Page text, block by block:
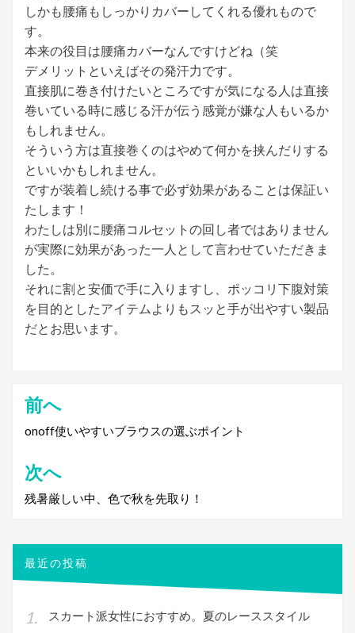
しかも腰痛もしっかりカバーしてくれる優れもので
す。
本来の役目は腰痛カバーなんですけどね（笑
デメリットといえばその発汗力です。
直接肌に巻き付けたいところですが気になる人は直接
巻いている時に感じる汗が伝う感覚が嫌な人もいるか
もしれません。
そういう方は直接巻くのはやめて何かを挟んだりする
といいかもしれません。
ですが装着し続ける事で必ず効果があることは保証い
たします！
わたしは別に腰痛コルセットの回し者ではありません
が実際に効果があった一人として言わせていただきま
した。
それに割と安価で手に入りますし、ポッコリ下腹対策
を目的としたアイテムよりもスッと手が出やすい製品
だとお思います。
投
稿
ナ
ビ
ー
シ
ン
前へ
onoff使いやすいブラウスの選ぶポイント
次へ
残暑厳しい中、色で秋を先取り！
最近の投稿
スカート派女性におすすめ。夏のレーススタイル